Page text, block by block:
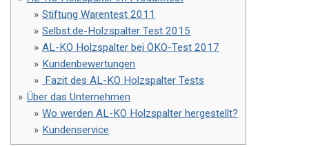
Stiftung Warentest 2011
Selbst.de-Holzspalter Test 2015
AL-KO Holzspalter bei ÖKO-Test 2017
Kundenbewertungen
Fazit des AL-KO Holzspalter Tests
Über das Unternehmen
Wo werden AL-KO Holzspalter hergestellt?
Kundenservice